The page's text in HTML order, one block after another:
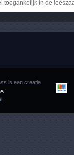
toegankelijk in de
is een creatie